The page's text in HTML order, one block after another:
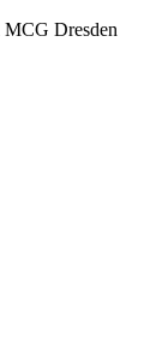
MCG Dresden